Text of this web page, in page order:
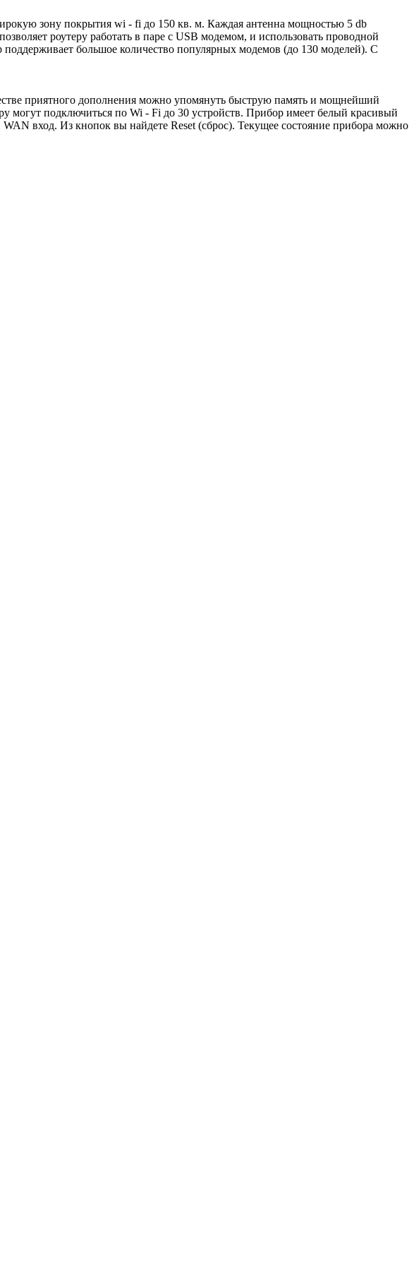
зону покрытия wi - fi до 150 кв. м. Каждая антенна мощностью 5 db
роутеру работать в паре с USB модемом, и использовать проводной
большое количество популярных модемов (до 130 моделей). С
приятного дополнения можно упомянуть быструю память и мощнейший
могут подключиться по Wi - Fi до 30 устройств. Прибор имеет белый красивый
вход. Из кнопок вы найдете Reset (сброс). Текущее состояние прибора можно